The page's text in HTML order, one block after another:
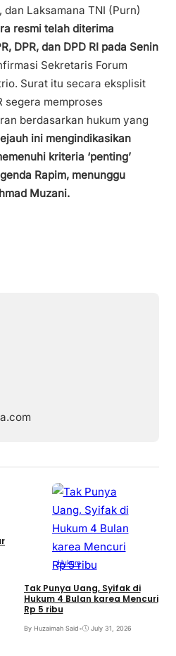
Laksamana TNI (Purn)
resmi telah diterima
DPR, dan DPD RI pada Senin
Sekretaris Forum
Surat itu secara eksplisit
segera memproses
berdasarkan hukum yang
ini mengindikasikan
kriteria ‘penting’
Rapim, menunggu
Muzani.
Hukum
Tak Punya Uang, Syifak di
Hukum 4 Bulan karea Mencuri
Rp 5 ribu
By Huzaimah Said• July 31, 2026